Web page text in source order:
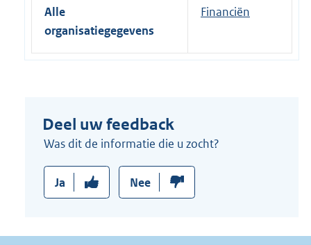
:
Alle
organisatiegegevens
Financiën
Deel uw feedback
Was dit de informatie die u zocht?
Ja Nee